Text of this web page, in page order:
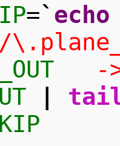
=` echo
-